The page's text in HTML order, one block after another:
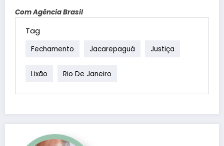
Com Agência Brasil
Tag
Fechamento Jacarepaguá Justiça
Lixão Rio De Janeiro